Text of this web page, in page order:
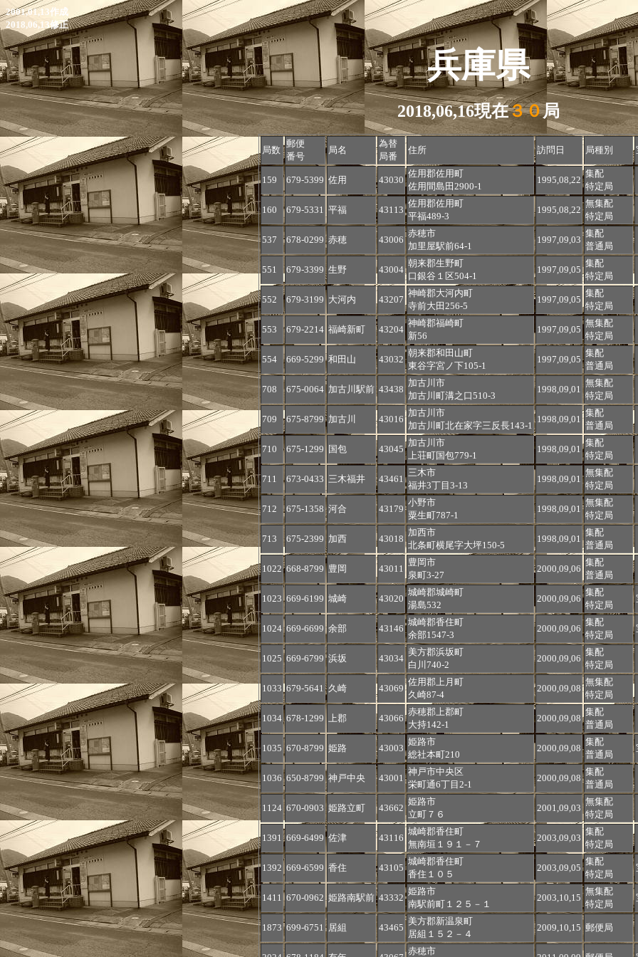
2001,01,13作成
2018,06,13修正
兵庫県
2018,06,16現在３０局
局数
郵便
番号
局名
為替
局番
住所 訪問日 局種別
159 679-5399 佐用 43030
佐用郡佐用町
佐用間島田2900-1
1995,08,22
集配
特定局
160 679-5331 平福 43113
佐用郡佐用町
平福489-3
1995,08,22
無集配
特定局
537 678-0299 赤穂 43006
赤穂市
加里屋駅前64-1
1997,09,03
集配
普通局
551 679-3399 生野 43004
朝来郡生野町
口銀谷１区504-1
1997,09,05
集配
特定局
552 679-3199 大河内 43207
神崎郡大河内町
寺前大田256-5
1997,09,05
集配
特定局
553 679-2214 福崎新町 43204
神崎郡福崎町
新56
1997,09,05
無集配
特定局
554 669-5299 和田山 43032
朝来郡和田山町
東谷字宮ノ下105-1
1997,09,05
集配
普通局
708 675-0064 加古川駅前 43438
加古川市
加古川町溝之口510-3
1998,09,01
無集配
特定局
709 675-8799 加古川 43016
加古川市
加古川町北在家字三反長143-1
1998,09,01
集配
普通局
710 675-1299 国包 43045
加古川市
上荘町国包779-1
1998,09,01
集配
特定局
711 673-0433 三木福井 43461
三木市
福井3丁目3-13
1998,09,01
無集配
特定局
712 675-1358 河合 43179
小野市
粟生町787-1
1998,09,01
無集配
特定局
713 675-2399 加西 43018
加西市
北条町横尾字大坪150-5
1998,09,01
集配
普通局
1022 668-8799 豊岡 43011
豊岡市
泉町3-27
2000,09,06
集配
普通局
1023 669-6199 城崎 43020
城崎郡城崎町
湯島532
2000,09,06
集配
特定局
1024 669-6699 余部 43146
城崎郡香住町
余部1547-3
2000,09,06
集配
特定局
1025 669-6799 浜坂 43034
美方郡浜坂町
白川740-2
2000,09,06
集配
特定局
1033 679-5641 久崎 43069
佐用郡上月町
久崎87-4
2000,09,08
無集配
特定局
1034 678-1299 上郡 43066
赤穂郡上郡町
大持142-1
2000,09,08
集配
普通局
1035 670-8799 姫路 43003
姫路市
総社本町210
2000,09,08
集配
普通局
1036 650-8799 神戸中央 43001
神戸市中央区
栄町通6丁目2-1
2000,09,08
集配
普通局
1124 670-0903 姫路立町 43662
姫路市
立町７６
2001,09,03
無集配
特定局
1391 669-6499 佐津 43116
城崎郡香住町
無南垣１９１－７
2003,09,03
集配
特定局
1392 669-6599 香住 43105
城崎郡香住町
香住１０５
2003,09,05
集配
特定局
1411 670-0962 姫路南駅前 43332
姫路市
南駅前町１２５－１
2003,10,15
無集配
特定局
1873 699-6751 居組 43465
美方郡新温泉町
居組１５２－４
2009,10,15 郵便局
赤穂市